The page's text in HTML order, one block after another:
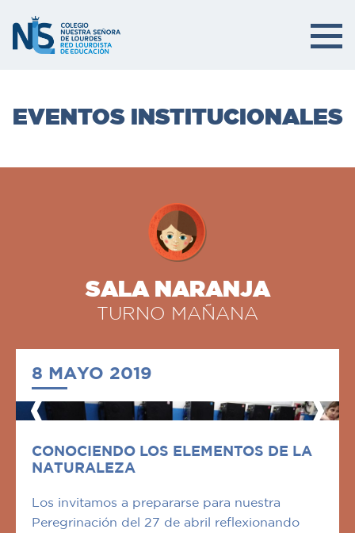
EVENTOS INSTITUCIONALES
SALA NARANJA
TURNO MAÑANA
8 MAYO 2019
CONOCIENDO LOS ELEMENTOS DE LA
NATURALEZA
Los invitamos a prepararse para nuestra
Peregrinación del 27 de abril reflexionando